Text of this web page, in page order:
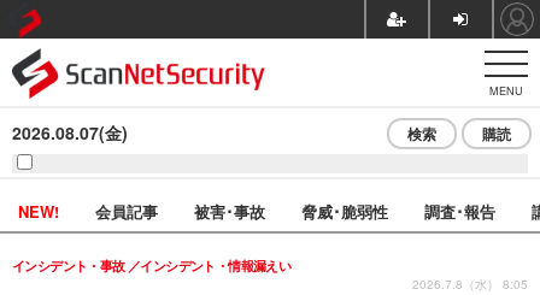
MENU
2026.08.07(金) 検索 購読
NEW! 会員記事 被害･事故 脅威･脆弱性 調査･報告
インシデント・事故 インシデント・情報漏えい
2026.7.8（水） 8:05